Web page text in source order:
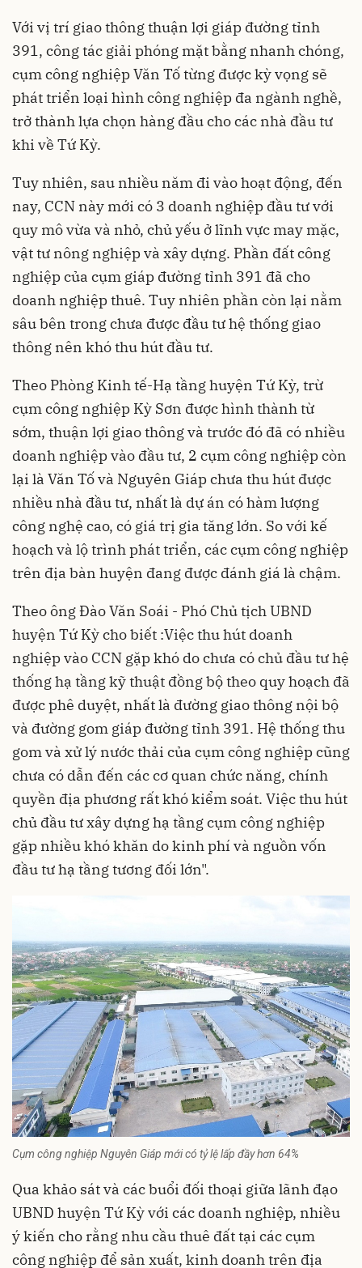
Với vị trí giao thông thuận lợi giáp đường tỉnh
391, công tác giải phóng mặt bằng nhanh chóng,
cụm công nghiệp Văn Tố từng được kỳ vọng sẽ
phát triển loại hình công nghiệp đa ngành nghề,
trở thành lựa chọn hàng đầu cho các nhà đầu tư
khi về Tứ Kỳ.
Tuy nhiên, sau nhiều năm đi vào hoạt động, đến
nay, CCN này mới có 3 doanh nghiệp đầu tư với
quy mô vừa và nhỏ, chủ yếu ở lĩnh vực may mặc,
vật tư nông nghiệp và xây dựng. Phần đất công
nghiệp của cụm giáp đường tỉnh 391 đã cho
doanh nghiệp thuê. Tuy nhiên phần còn lại nằm
sâu bên trong chưa được đầu tư hệ thống giao
thông nên khó thu hút đầu tư.
Theo Phòng Kinh tế-Hạ tầng huyện Tứ Kỳ, trừ
cụm công nghiệp Kỳ Sơn được hình thành từ
sớm, thuận lợi giao thông và trước đó đã có nhiều
doanh nghiệp vào đầu tư, 2 cụm công nghiệp còn
lại là Văn Tố và Nguyên Giáp chưa thu hút được
nhiều nhà đầu tư, nhất là dự án có hàm lượng
công nghệ cao, có giá trị gia tăng lớn. So với kế
hoạch và lộ trình phát triển, các cụm công nghiệp
trên địa bàn huyện đang được đánh giá là chậm.
Theo ông Đào Văn Soái - Phó Chủ tịch UBND
huyện Tứ Kỳ cho biết :Việc thu hút doanh
nghiệp vào CCN gặp khó do chưa có chủ đầu tư hệ
thống hạ tầng kỹ thuật đồng bộ theo quy hoạch đã
được phê duyệt, nhất là đường giao thông nội bộ
và đường gom giáp đường tỉnh 391. Hệ thống thu
gom và xử lý nước thải của cụm công nghiệp cũng
chưa có dẫn đến các cơ quan chức năng, chính
quyền địa phương rất khó kiểm soát. Việc thu hút
chủ đầu tư xây dựnghạ tầngcụm công nghiệp
gặp nhiều khó khăn do kinh phí và nguồn vốn
đầu tư hạ tầng tương đối lớn".
Cụm công nghiệp Nguyên Giáp mới có tỷ lệ lấp đầy hơn 64%
Qua khảo sát và các buổi đối thoại giữa lãnh đạo
UBND huyện Tứ Kỳ với các doanh nghiệp, nhiều
ý kiến cho rằng nhu cầu thuê đất tại các cụm
công nghiệp để sản xuất, kinh doanh trên địa